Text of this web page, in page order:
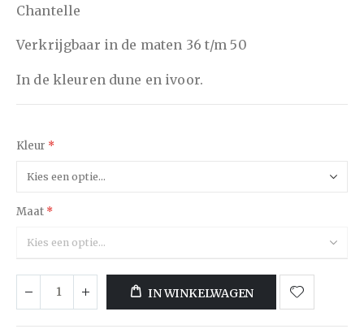
Chantelle
Verkrijgbaar in de maten 36 t/m 50
In de kleuren dune en ivoor.
Kleur
Maat
IN WINKELWAGEN